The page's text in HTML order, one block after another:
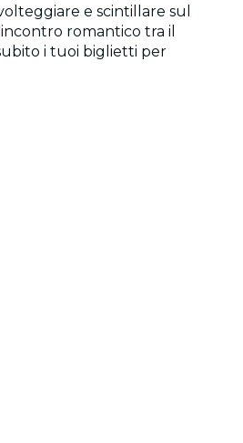
e scintillare sul
romantico tra il
i tuoi biglietti per